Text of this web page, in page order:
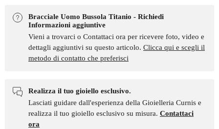
Bracciale Uomo Bussola Titanio - Richiedi
Informazioni aggiuntive
Vieni a trovarci o Contattaci ora per ricevere foto, video e
dettagli aggiuntivi su questo articolo. Clicca qui e scegli il
metodo di contatto che preferisci
Realizza il tuo gioiello esclusivo.
Lasciati guidare dall'esperienza della Gioielleria Curnis e
realizza il tuo gioiello esclusivo su misura. Contattaci
ora